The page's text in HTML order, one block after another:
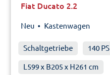
Fiat Ducato 2.2
Neu • Kastenwagen
Schaltgetriebe 140 PS
L599 x B205 x H261 cm